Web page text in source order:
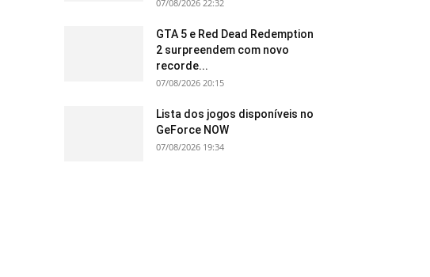
07/08/2026 22:32
GTA 5 e Red Dead Redemption
2 surpreendem com novo
recorde...
07/08/2026 20:15
Lista dos jogos disponíveis no
GeForce NOW
07/08/2026 19:34